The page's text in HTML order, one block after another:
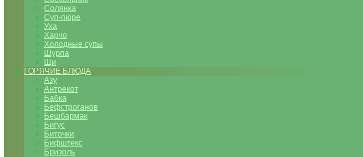
Солянка
Суп-пюре
Уха
Харчо
Холодные супы
Шурпа
Щи
ГОРЯЧИЕ БЛЮДА
Азу
Антрекот
Бабка
Бефстроганов
Бешбармак
Бигус
Биточки
Бифштекс
Бризоль